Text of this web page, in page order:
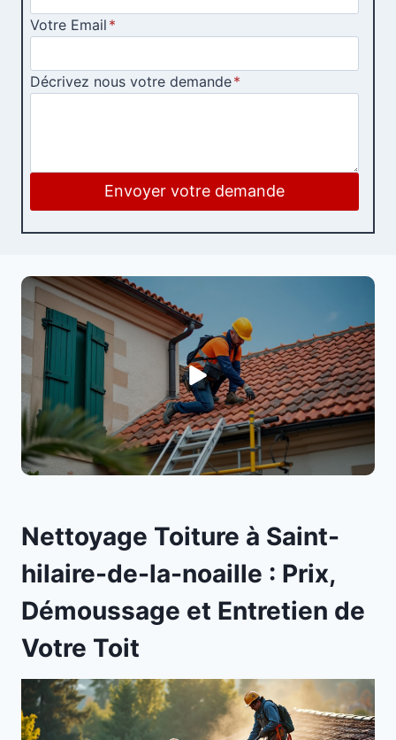
Votre Email *
Décrivez nous votre demande*
Envoyer votre demande
Nettoyage Toiture à Saint-
hilaire-de-la-noaille : Prix,
Démoussage et Entretien de
Votre Toit